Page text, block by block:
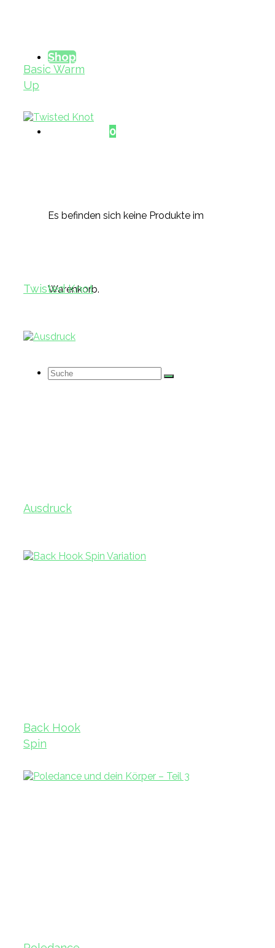
Shop
0
Es befinden sich keine Produkte im
Warenkorb.
Suche
Basic Warm
Up
Twisted Knot
Ausdruck
Back Hook
Spin